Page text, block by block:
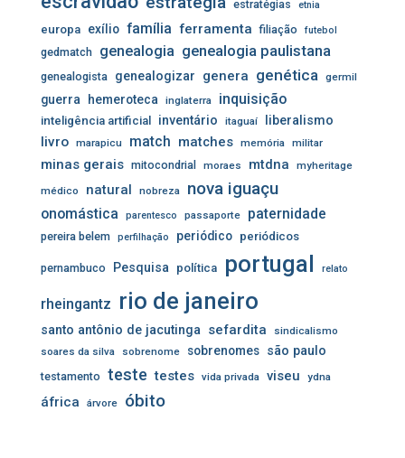
estratégias etnia
europa exílio família ferramenta filiação futebol
gedmatch genealogia genealogia paulistana
genealogista genealogizar genera genética germil
guerra hemeroteca inglaterra inquisição
inteligência artificial inventário itaguaí liberalismo
livro marapicu match matches memória militar
minas gerais mitocondrial moraes mtdna
myheritage
médico
natural nobreza nova iguaçu
onomástica parentesco passaporte paternidade
pereira belem perfilhação periódico periódicos
pernambuco Pesquisa política portugal relato
rheingantz rio de janeiro
santo antônio de jacutinga sefardita
sindicalismo
soares da silva
sobrenome sobrenomes são paulo
testamento teste testes vida privada viseu ydna
áfrica árvore óbito